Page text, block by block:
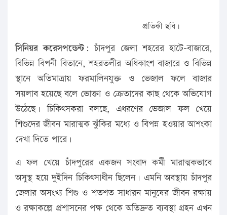
প্রতিকী ছবি।
সিনিয়র করেসপন্ডেন্ট:চাঁদপুর জেলা শহরের হাটে-বাজারে,
বিভিন্ন বিপনী বিতানে, শহরতলীর অধিকাংশ বাজারে ও বিভিন্ন
স্থানে অতিমাত্রায় ফরমালিনযুক্ত ও ভেজাল ফলে বাজার
সয়লাব হয়েছে বলে ভোক্তা ও ক্রেতাদের কাছ থেকে অভিযোগ
উঠেছে। চিকিৎসকরা বলছে, এধরণের ভেজাল ফল খেয়ে
শিশুদের জীবন মারাত্মক ঝুঁকির মধ্যে ও বিপন্ন হওয়ার আশংকা
দেখা দিতে পারে।
এ ফল খেয়ে চাঁদপুরের একজন সংবাদ কর্মী মারাত্মকভাবে
অসুস্থ হয়ে দুইদিন চিকিৎসাধীন ছিলেন। এমনি অবস্থায় চাঁদপুর
জেলার অসংখ্য শিশু ও শতশত সাধারন মানুষের জীবন রক্ষায়
ও রক্ষাকল্পে প্রশাসনের পক্ষ থেকে অতিদ্রুত ব্যবস্থা গ্রহন এখন